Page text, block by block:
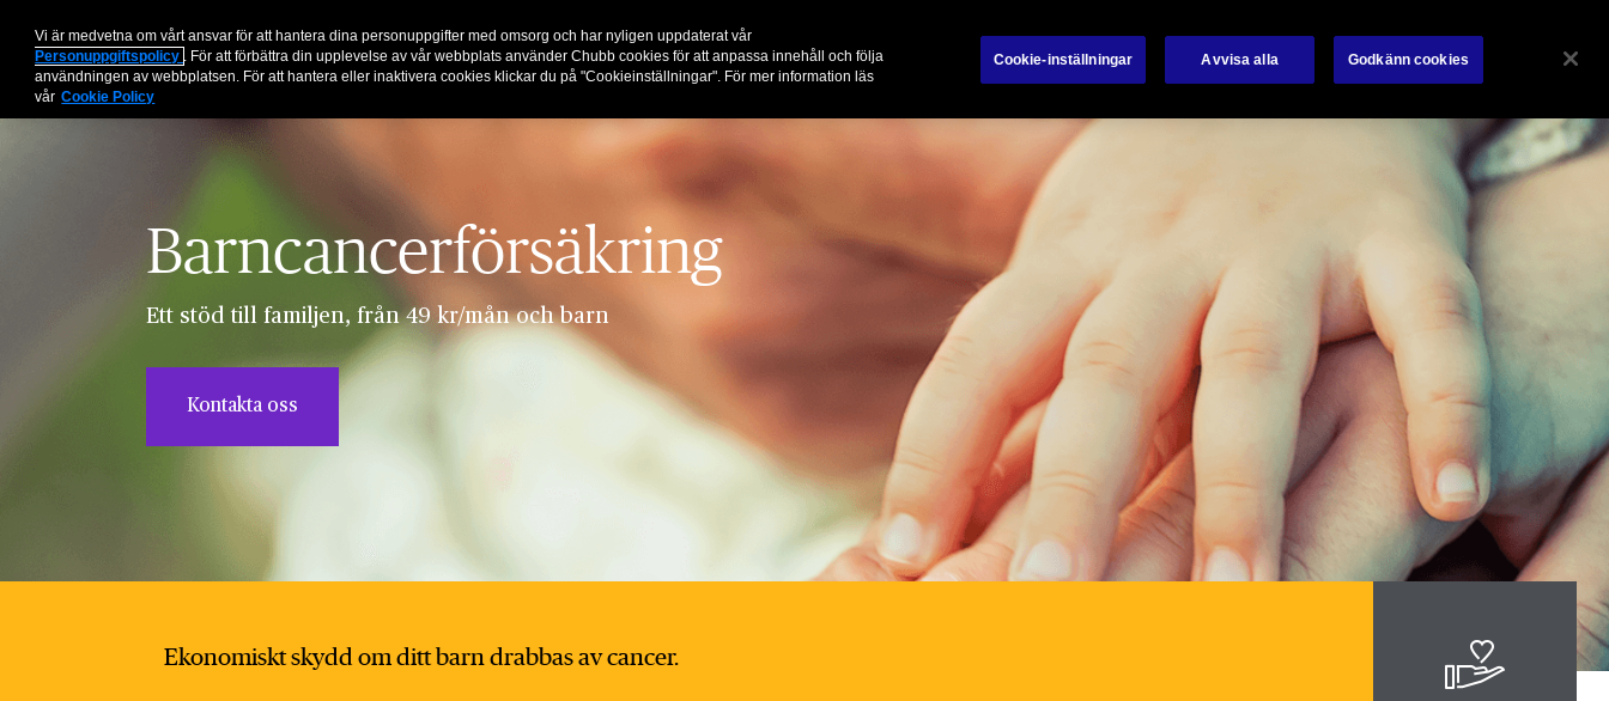
Barncancerförsäkring
Ett stöd till familjen, från 49 kr/mån och barn
Kontakta oss
Ekonomiskt skydd om ditt barn drabbas av cancer.
Vi är medvetna om vårt ansvar för att hantera dina personuppgifter med omsorg och har nyligen uppdaterat vår
Personuppgiftspolicy . För att förbättra din upplevelse av vår webbplats använder Chubb cookies för att anpassa innehåll och följa
användningen av webbplatsen. För att hantera eller inaktivera cookies klickar du på "Cookieinställningar". För mer information läs
vår Cookie Policy
Cookie-inställningar Avvisa alla Godkänn cookies